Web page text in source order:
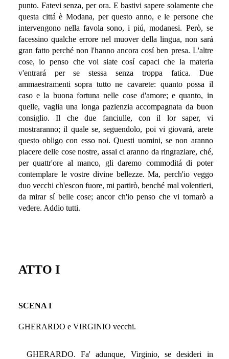
punto. Fatevi senza, per ora. E bastivi sapere solamente che
questa cittá è Modana, per questo anno, e le persone che
intervengono nella favola sono, i piú, modanesi. Però, se
facessino qualche errore nel muover della lingua, non sará
gran fatto perché non l'hanno ancora cosí ben presa. L'altre
cose, io penso che voi siate cosí capaci che la materia
v'entrará per se stessa senza troppa fatica. Due
ammaestramenti sopra tutto ne cavarete: quanto possa il
caso e la buona fortuna nelle cose d'amore; e quanto, in
quelle, vaglia una longa pazienzia accompagnata da buon
consiglio. Il che due fanciulle, con il lor saper, vi
mostraranno; il quale se, seguendolo, poi vi giovará, arete
questo obligo con esso noi. Questi uomini, se non aranno
piacere delle cose nostre, assai ci aranno da ringraziare, ché,
per quattr'ore al manco, gli daremo commoditá di poter
contemplare le vostre divine bellezze. Ma, perch'io veggo
duo vecchi ch'escon fuore, mi partirò, benché mal volentieri,
da mirar sí belle cose; ancor ch'io penso che vi tornarò a
vedere. Addio tutti.
ATTO I
SCENA I
GHERARDO e VIRGINIO vecchi.
GHERARDO. Fa' adunque, Virginio, se desideri in